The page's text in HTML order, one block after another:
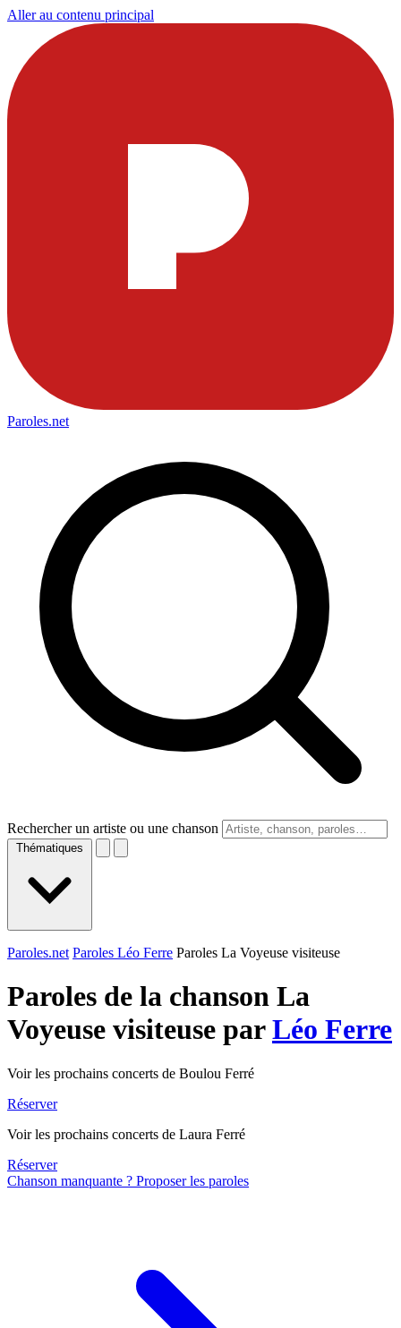
Aller au contenu principal
Paroles.net
Rechercher un artiste ou une chanson
Thématiques
Paroles.net Paroles Léo Ferre Paroles La Voyeuse visiteuse
Paroles de la chanson La
Voyeuse visiteuse parLéo Ferre
Voir les prochains concerts de Boulou Ferré
Réserver
Voir les prochains concerts de Laura Ferré
Réserver
Chanson manquante ? Proposer les paroles